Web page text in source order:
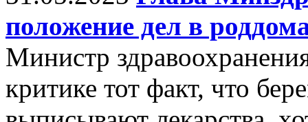
положение дел в
Министр
критике тот факт, что